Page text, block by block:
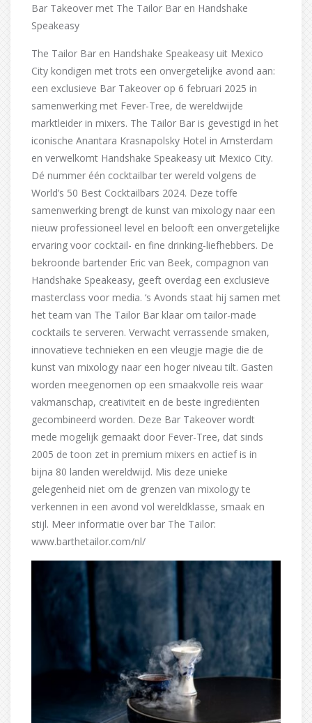
Bar Takeover met The Tailor Bar en Handshake
Speakeasy
The Tailor Bar en Handshake Speakeasy uit Mexico
City kondigen met trots een onvergetelijke avond aan:
een exclusieve Bar Takeover op 6 februari 2025 in
samenwerking met Fever-Tree, de wereldwijde
marktleider in mixers. The Tailor Bar is gevestigd in het
iconische Anantara Krasnapolsky Hotel in Amsterdam
en verwelkomt Handshake Speakeasy uit Mexico City.
Dé nummer één cocktailbar ter wereld volgens de
World’s 50 Best Cocktailbars 2024. Deze toffe
samenwerking brengt de kunst van mixology naar een
nieuw professioneel level en belooft een onvergetelijke
ervaring voor cocktail- en fine drinking-liefhebbers. De
bekroonde bartender Eric van Beek, compagnon van
Handshake Speakeasy, geeft overdag een exclusieve
masterclass voor media. ‘s Avonds staat hij samen met
het team van The Tailor Bar klaar om tailor-made
cocktails te serveren. Verwacht verrassende smaken,
innovatieve technieken en een vleugje magie die de
kunst van mixology naar een hoger niveau tilt. Gasten
worden meegenomen op een smaakvolle reis waar
vakmanschap, creativiteit en de beste ingrediënten
gecombineerd worden. Deze Bar Takeover wordt
mede mogelijk gemaakt door Fever-Tree, dat sinds
2005 de toon zet in premium mixers en actief is in
bijna 80 landen wereldwijd. Mis deze unieke
gelegenheid niet om de grenzen van mixology te
verkennen in een avond vol wereldklasse, smaak en
stijl. Meer informatie over bar The Tailor:
www.barthetailor.com/nl/